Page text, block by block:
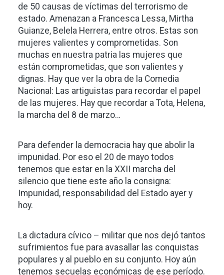
de 50 causas de víctimas del terrorismo de
estado. Amenazan a Francesca Lessa, Mirtha
Guianze, Belela Herrera, entre otros. Estas son
mujeres valientes y comprometidas. Son
muchas en nuestra patria las mujeres que
están comprometidas, que son valientes y
dignas. Hay que ver la obra de la Comedia
Nacional: Las artiguistas para recordar el papel
de las mujeres. Hay que recordar a Tota, Helena,
la marcha del 8 de marzo…
Para defender la democracia hay que abolir la
impunidad. Por eso el 20 de mayo todos
tenemos que estar en la XXII marcha del
silencio que tiene este año la consigna:
Impunidad, responsabilidad del Estado ayer y
hoy.
La dictadura cívico – militar que nos dejó tantos
sufrimientos fue para avasallar las conquistas
populares y al pueblo en su conjunto. Hoy aún
tenemos secuelas económicas de ese período.